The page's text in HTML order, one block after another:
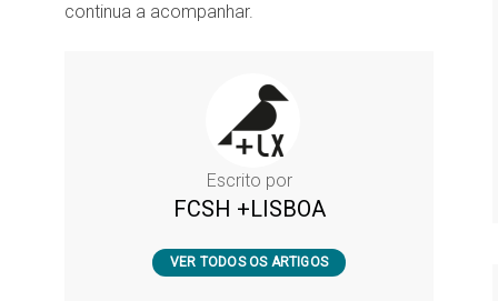
continua a acompanhar.
Escrito por
FCSH +LISBOA
VER TODOS OS ARTIGOS